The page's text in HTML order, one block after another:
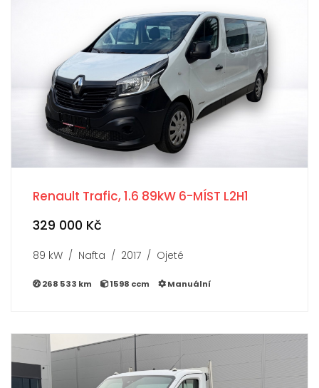
Renault Trafic, 1.6 89kW 6-MÍST L2H1
329 000 Kč
89 kW / Nafta / 2017 / Ojeté
268 533 km 1598 ccm Manuální